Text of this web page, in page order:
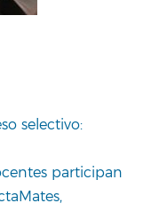
selectivo:
participan